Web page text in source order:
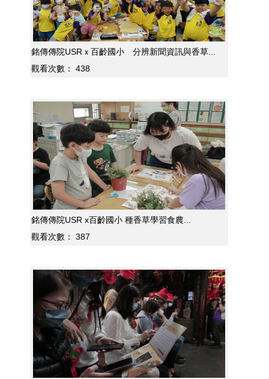
銘傳傳院USRｘ百齡國小 分辨新聞資訊與香草...
觀看次數：
438
銘傳傳院USR x百齡國小 種香草學習食農...
觀看次數：
387